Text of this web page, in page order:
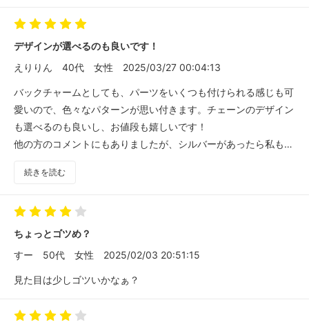
デザインが選べるのも良いです！
えりりん
40代 女性 2025/03/27 00:04:13
バックチャームとしても、パーツをいくつも付けられる感じも可
愛いので、色々なパターンが思い付きます。チェーンのデザイン
も選べるのも良いし、お値段も嬉しいです！
他の方のコメントにもありましたが、シルバーがあったら私も嬉
続きを読む
ちょっとゴツめ？
すー
50代 女性 2025/02/03 20:51:15
見た目は少しゴツいかなぁ？